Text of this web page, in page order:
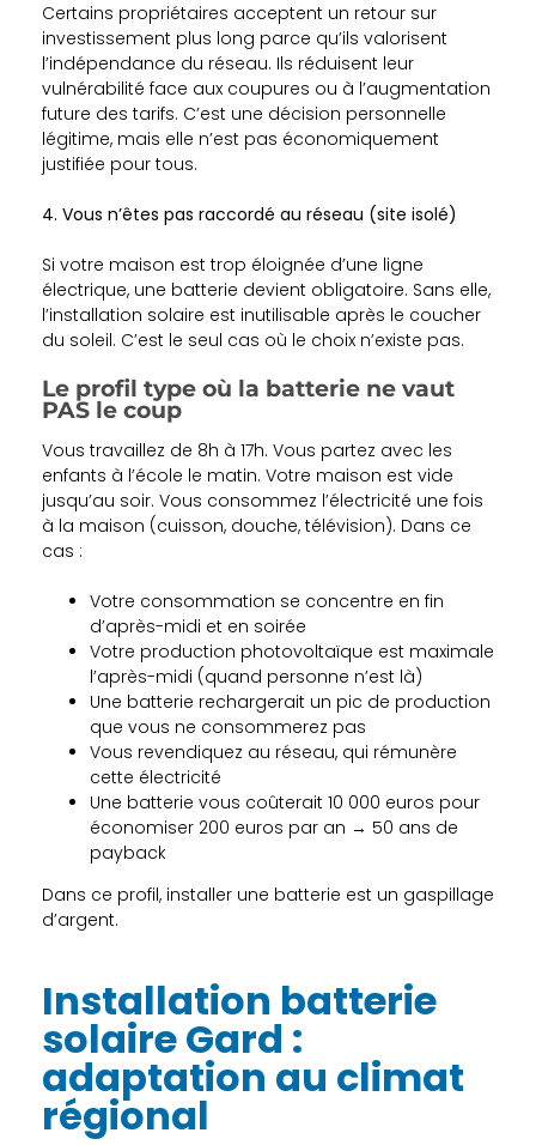
Certains propriétaires acceptent un retour sur
investissement plus long parce qu’ils valorisent
l’indépendance du réseau. Ils réduisent leur
vulnérabilité face aux coupures ou à l’augmentation
future des tarifs. C’est une décision personnelle
légitime, mais elle n’est pas économiquement
justifiée pour tous.
4. Vous n’êtes pas raccordé au réseau (site isolé)
Si votre maison est trop éloignée d’une ligne
électrique, une batterie devient obligatoire. Sans elle,
l’installation solaire est inutilisable après le coucher
du soleil. C’est le seul cas où le choix n’existe pas.
Le profil type où la batterie ne vaut
PAS le coup
Vous travaillez de 8h à 17h. Vous partez avec les
enfants à l’école le matin. Votre maison est vide
jusqu’au soir. Vous consommez l’électricité une fois
à la maison (cuisson, douche, télévision). Dans ce
cas :
Votre consommation se concentre en fin
d’après-midi et en soirée
Votre production photovoltaïque est maximale
l’après-midi (quand personne n’est là)
Une batterie rechargerait un pic de production
que vous ne consommerez pas
Vous revendiquez au réseau, qui rémunère
cette électricité
Une batterie vous coûterait 10 000 euros pour
économiser 200 euros par an → 50 ans de
payback
Dans ce profil, installer une batterie est un gaspillage
d’argent.
Installation batterie
solaire Gard :
adaptation au climat
régional